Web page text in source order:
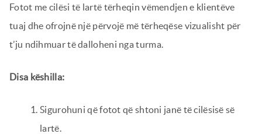
Fotot me cilësi të lartë tërheqin vëmendjen e klientëve
tuaj dhe ofrojnë një përvojë më tërheqëse vizualisht për
t’ju ndihmuar të dalloheni nga turma.
Disa këshilla:
Sigurohuni që fotot që shtoni janë të cilësisë së
lartë.